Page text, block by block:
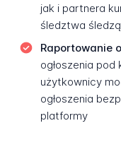
jak i partnera
śledztwa
Raportowanie
ogłoszenia
użytkownicy
ogłoszenia
platformy